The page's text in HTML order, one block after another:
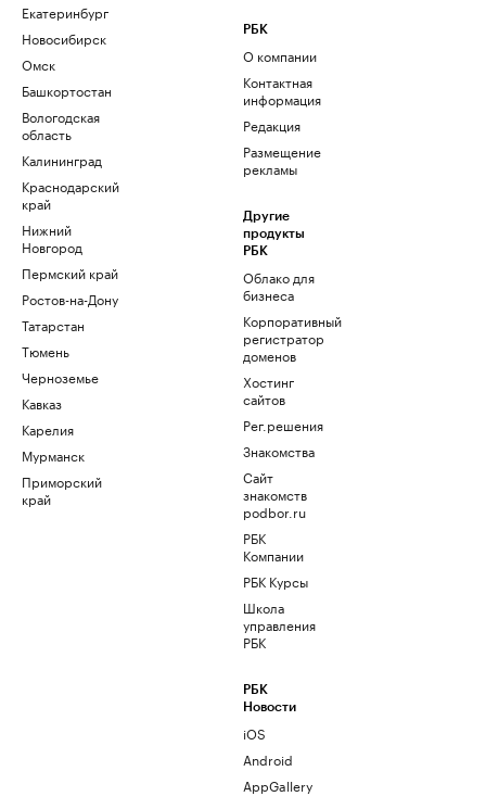
Екатеринбург
Новосибирск
Омск
Башкортостан
Вологодская
область
Калининград
Краснодарский
край
Нижний
Новгород
Пермский край
Ростов-на-Дону
Татарстан
Тюмень
Черноземье
Кавказ
Карелия
Мурманск
Приморский
край
РБК
О компании
Контактная
информация
Редакция
Размещение
рекламы
Другие
продукты
РБК
Облако для
бизнеса
Корпоративный
регистратор
доменов
Хостинг
сайтов
Рег.решения
Знакомства
Сайт
знакомств
podbor.ru
РБК
Компании
РБК Курсы
Школа
управления
РБК
РБК
Новости
iOS
Android
AppGallery